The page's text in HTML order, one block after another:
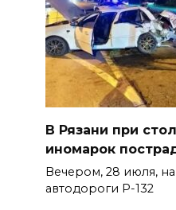
В Рязани при
иномарок
Вечером, 28 июля,
автодороги Р-132